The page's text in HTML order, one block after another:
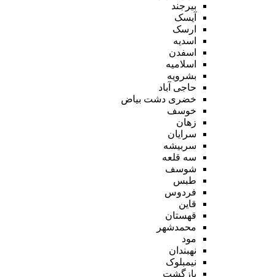
بیرجند
آیسک
ارسک
اسدیه
اسفدن
اسلامیه
بشرویه
حاجی آباد
خضری دشت بیاض
خوسف
زهان
سرایان
سربیشه
سه قلعه
شوسف
طبس
فردوس
قاین
قهستان
محمدشهر
مود
نهبندان
نیمبلوک
بازگشت